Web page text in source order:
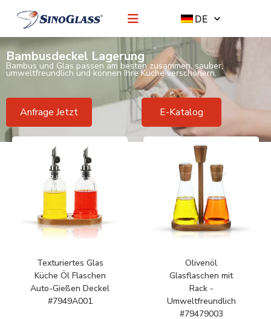
DE
Bambusdeckel Lagerung
Bambus und Glas passen am besten zusammen, sauber,
umweltfreundlich und können Ihre Küche verschönern.
Anfrage Jetzt E-Katalog
Texturiertes Glas
Küche Öl Flaschen
Auto-Gießen Deckel
#7949A001
Olivenöl
Glasflaschen mit
Rack -
Umweltfreundlich
#79479003